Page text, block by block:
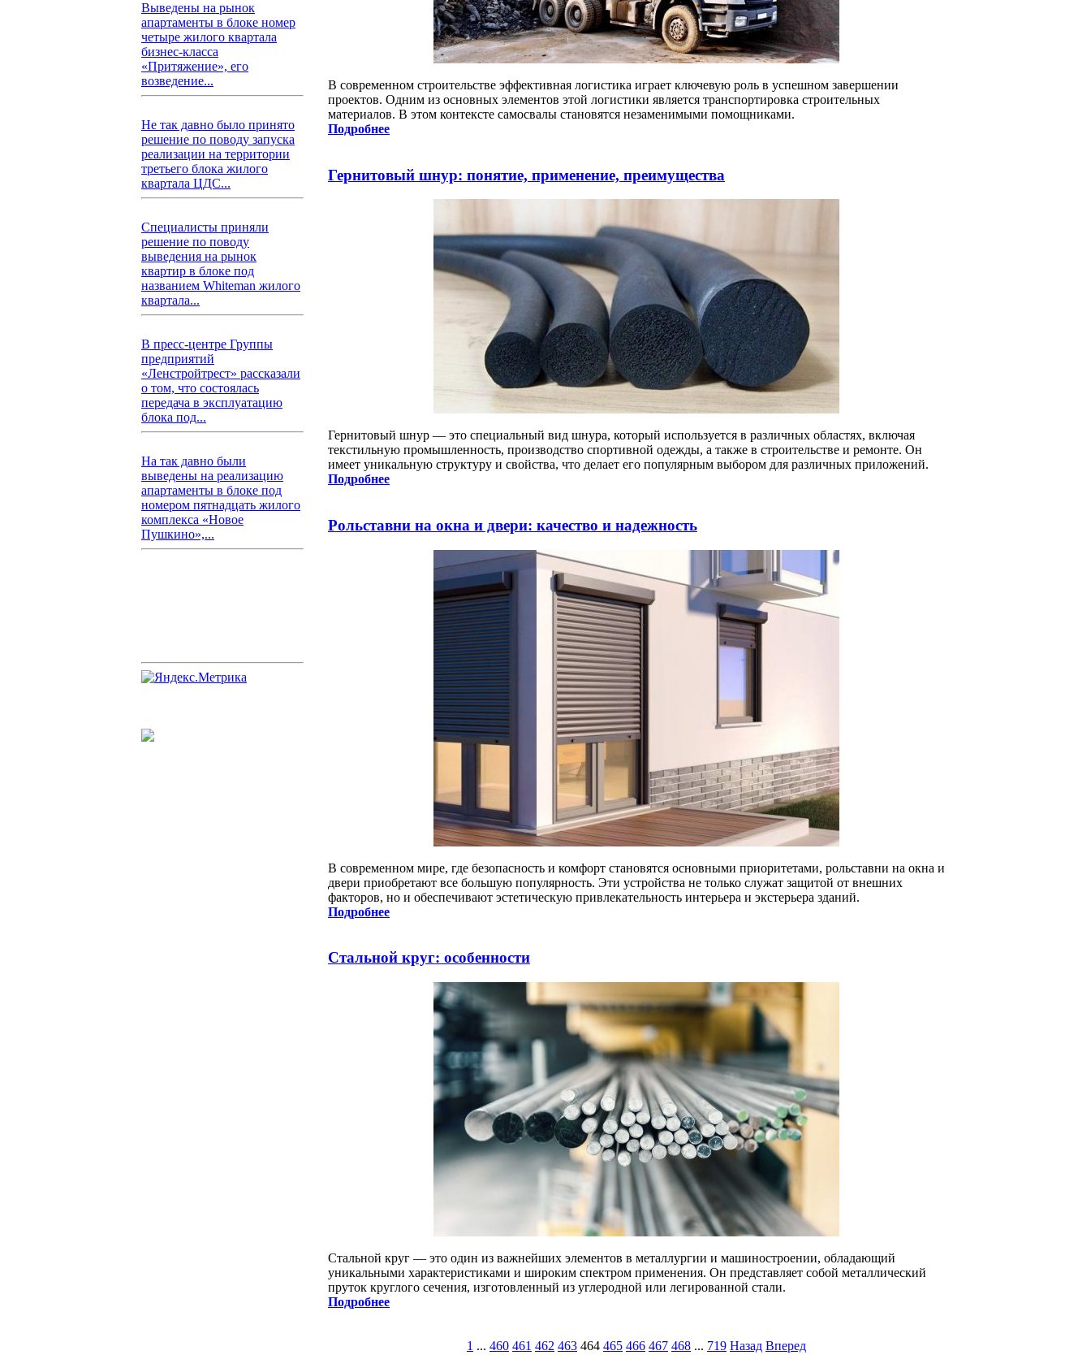
Выведены на рынок
апартаменты в блоке номер
четыре жилого квартала
бизнес-класса
«Притяжение», его
возведение...
Не так давно было принято
решение по поводу запуска
реализации на территории
третьего блока жилого
квартала ЦДС...
Специалисты приняли
решение по поводу
выведения на рынок
квартир в блоке под
названием Whiteman жилого
квартала...
В пресс-центре Группы
предприятий
«Ленстройтрест» рассказали
о том, что состоялась
передача в эксплуатацию
блока под...
На так давно были
выведены на реализацию
апартаменты в блоке под
номером пятнадцать жилого
комплекса «Новое
Пушкино»,...
В современном строительстве эффективная логистика играет ключевую роль в успешном завершении
проектов. Одним из основных элементов этой логистики является транспортировка строительных
материалов. В этом контексте самосвалы становятся незаменимыми помощниками.
Подробнее
Гернитовый шнур: понятие, применение, преимущества
Гернитовый шнур — это специальный вид шнура, который используется в различных областях, включая
текстильную промышленность, производство спортивной одежды, а также в строительстве и ремонте. Он
имеет уникальную структуру и свойства, что делает его популярным выбором для различных приложений.
Подробнее
Рольставни на окна и двери: качество и надежность
В современном мире, где безопасность и комфорт становятся основными приоритетами, рольставни на окна и
двери приобретают все большую популярность. Эти устройства не только служат защитой от внешних
факторов, но и обеспечивают эстетическую привлекательность интерьера и экстерьера зданий.
Подробнее
Стальной круг: особенности
Стальной круг — это один из важнейших элементов в металлургии и машиностроении, обладающий
уникальными характеристиками и широким спектром применения. Он представляет собой металлический
пруток круглого сечения, изготовленный из углеродной или легированной стали.
Подробнее
1 ... 460 461 462 463 464 465 466 467 468 ... 719 Назад Вперед